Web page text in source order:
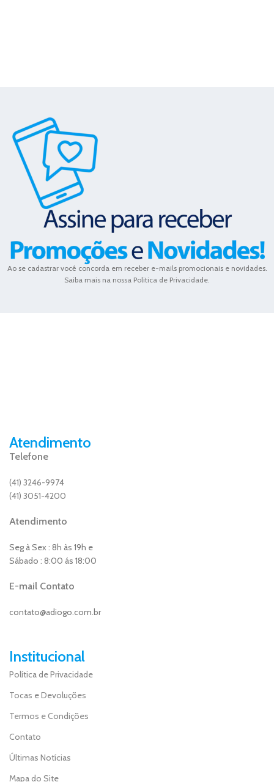
Ao se cadastrar você concorda em receber e-mails promocionais e novidades.
Saiba mais na nossa Politica de Privacidade.
Atendimento
Telefone
(41) 3246-9974
(41) 3051-4200
Atendimento
Seg à Sex : 8h às 19h e
Sábado : 8:00 ás 18:00
E-mail Contato
contato@adiogo.com.br
Institucional
Política de Privacidade
Tocas e Devoluções
Termos e Condições
Contato
Últimas Notícias
Mapa do Site